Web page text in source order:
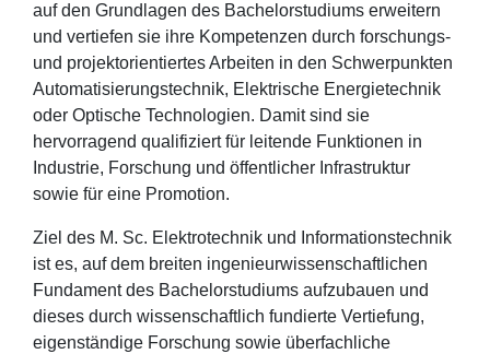
auf den Grundlagen des Bachelorstudiums erweitern
und vertiefen sie ihre Kompetenzen durch forschungs-
und projektorientiertes Arbeiten in den Schwerpunkten
Automatisierungstechnik, Elektrische Energietechnik
oder Optische Technologien. Damit sind sie
hervorragend qualifiziert für leitende Funktionen in
Industrie, Forschung und öffentlicher Infrastruktur
sowie für eine Promotion.
Ziel des M. Sc. Elektrotechnik und Informationstechnik
ist es, auf dem breiten ingenieurwissenschaftlichen
Fundament des Bachelorstudiums aufzubauen und
dieses durch wissenschaftlich fundierte Vertiefung,
eigenständige Forschung sowie überfachliche